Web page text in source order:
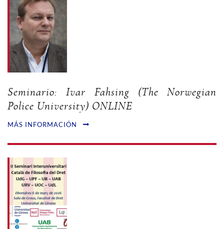
Seminario: Ivar Fahsing (The Norwegian
Police University) ONLINE
MÁS INFORMACIÓN